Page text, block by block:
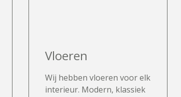
Vloeren
Wij hebben vloeren voor elk
interieur. Modern, klassiek